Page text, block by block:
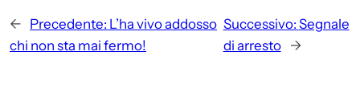
← Precedente: L’ha vivo addosso
chi non sta mai fermo!
Successivo: Segnale
di arresto
→